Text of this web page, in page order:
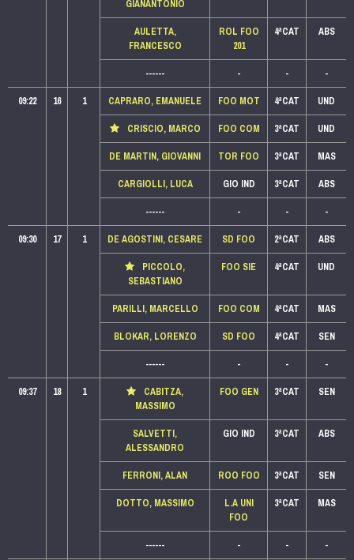
GIANANTONIO
AULETTA,
FRANCESCO
ROL FOO
201
4ªCAT ABS
------ - -
-
09:22
16 1 CAPRARO, EMANUELE FOO MOT 4ªCAT
UND
CRISCIO, MARCO
FOO COM 3ªCAT
UND
DE MARTIN, GIOVANNI
TOR FOO 3ªCAT
MAS
CARGIOLLI, LUCA
GIO IND 3ªCAT
ABS
------
- -
-
09:30
17 1 DE AGOSTINI, CESARE SD FOO 2ªCAT
ABS
PICCOLO,
SEBASTIANO
FOO SIE 4ªCAT UND
PARILLI, MARCELLO FOO COM 4ªCAT
MAS
BLOKAR, LORENZO
SD FOO 4ªCAT
SEN
------
- -
-
09:37
18 1
CABITZA,
MASSIMO
FOO GEN 3ªCAT SEN
SALVETTI,
ALESSANDRO
GIO IND 3ªCAT ABS
FERRONI, ALAN ROO FOO 3ªCAT
SEN
DOTTO, MASSIMO
L.A UNI
FOO
3ªCAT MAS
------ - -
-